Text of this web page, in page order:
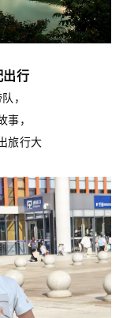
出行
，
事，
旅行大